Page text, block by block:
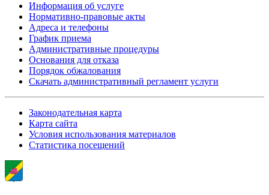
Информация об услуге
Нормативно-правовые акты
Адреса и телефоны
График приема
Административные процедуры
Основания для отказа
Порядок обжалования
Скачать административный регламент услуги
Законодательная карта
Карта сайта
Условия использования материалов
Статистика посещений